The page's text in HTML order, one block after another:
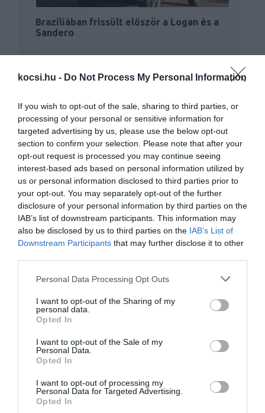
kocsi.hu - Do Not Process My Personal Information
If you wish to opt-out of the sale, sharing to third parties, or
processing of your personal or sensitive information for
targeted advertising by us, please use the below opt-out
section to confirm your selection. Please note that after your
opt-out request is processed you may continue seeing
interest-based ads based on personal information utilized by
us or personal information disclosed to third parties prior to
your opt-out. You may separately opt-out of the further
disclosure of your personal information by third parties on the
IAB’s list of downstream participants. This information may
also be disclosed by us to third parties on the IAB’s List of
Downstream Participants that may further disclose it to other
Please note that this website/app uses one or more Google
not limited to your visit or usage behaviour. You may click to
grant or deny consent to Google and its third-party tags to
use your data for below specified purposes in below Google
consent section.
Personal Data Processing Opt Outs
I want to opt-out of the Sharing of my
personal data.
Opted In
I want to opt-out of the Sale of my
Personal Data.
Opted In
I want to opt-out of processing my
Personal Data for Targeted Advertising.
Opted In
Brazíliában frissült először a Logan és a
Sandero
Részletek a megújult Daciákról
legújabb…
Majdnem megbukott az Euro NCAP
tesztjén az új Dacia